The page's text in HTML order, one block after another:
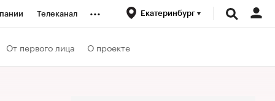
Телеканал ... Екатеринбург
От первого лица О проекте